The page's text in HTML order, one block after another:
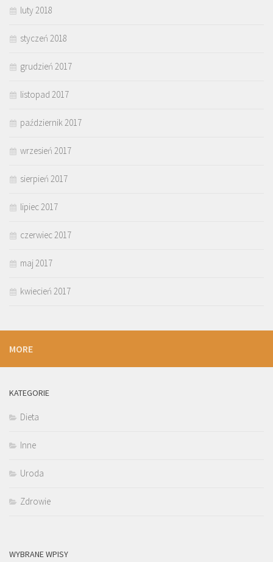
luty 2018
styczeń 2018
grudzień 2017
listopad 2017
październik 2017
wrzesień 2017
sierpień 2017
lipiec 2017
czerwiec 2017
maj 2017
kwiecień 2017
MORE
KATEGORIE
Dieta
Inne
Uroda
Zdrowie
WYBRANE WPISY